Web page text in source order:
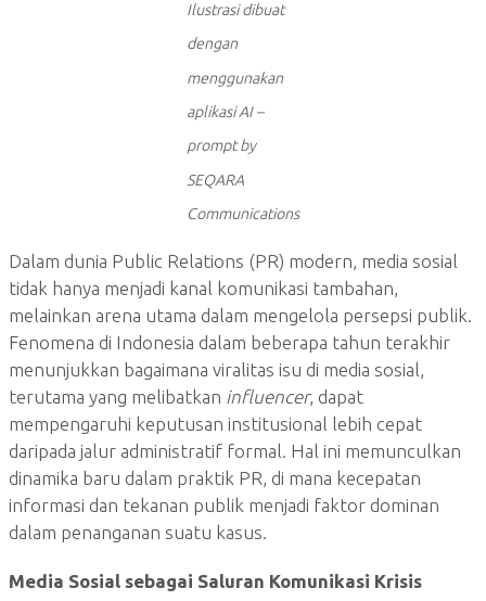
Ilustrasi dibuat
dengan
menggunakan
aplikasi AI –
prompt by
SEQARA
Communications
Dalam dunia Public Relations (PR) modern, media sosial
tidak hanya menjadi kanal komunikasi tambahan,
melainkan arena utama dalam mengelola persepsi publik.
Fenomena di Indonesia dalam beberapa tahun terakhir
menunjukkan bagaimana viralitas isu di media sosial,
terutama yang melibatkan influencer, dapat
mempengaruhi keputusan institusional lebih cepat
daripada jalur administratif formal. Hal ini memunculkan
dinamika baru dalam praktik PR, di mana kecepatan
informasi dan tekanan publik menjadi faktor dominan
dalam penanganan suatu kasus.
Media Sosial sebagai Saluran Komunikasi Krisis